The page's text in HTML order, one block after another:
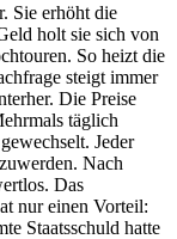
Sie erhöht die
holt sie sich von
So heizt die
steigt immer
Die Preise
täglich
Jeder
Nach
Das
nur einen Vorteil:
Staatsschuld hatte